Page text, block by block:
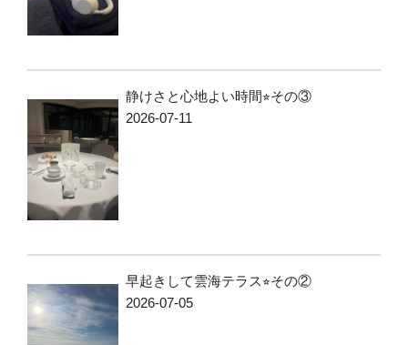
静けさと心地よい時間⭐︎その③
2026-07-11
早起きして雲海テラス⭐︎その②
2026-07-05